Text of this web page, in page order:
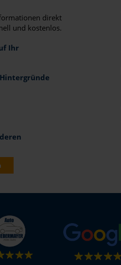
direkt
und kostenlos.
Ihr